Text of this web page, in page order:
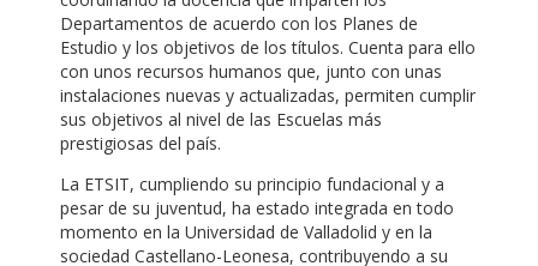
Departamentos de acuerdo con los Planes de
Estudio y los objetivos de los títulos. Cuenta para ello
con unos recursos humanos que, junto con unas
instalaciones nuevas y actualizadas, permiten cumplir
sus objetivos al nivel de las Escuelas más
prestigiosas del país.
La ETSIT, cumpliendo su principio fundacional y a
pesar de su juventud, ha estado integrada en todo
momento en la Universidad de Valladolid y en la
sociedad Castellano-Leonesa, contribuyendo a su